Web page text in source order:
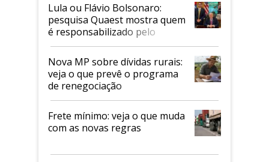
Lula ou Flávio Bolsonaro:
pesquisa Quaest mostra quem
é responsabilizado pelo
tarifaço dos EUA
Nova MP sobre dívidas rurais:
veja o que prevê o programa
de renegociação
Frete mínimo: veja o que muda
com as novas regras